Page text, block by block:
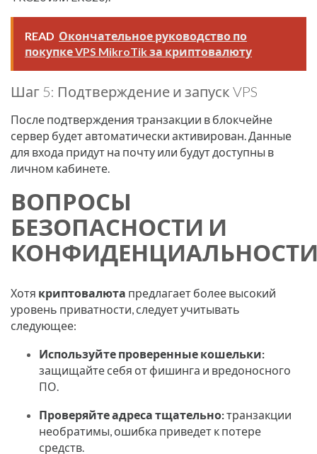
READ Окончательное руководство по
покупке VPS MikroTik за криптовалюту
Шаг 5: Подтверждение и запуск VPS
После подтверждения транзакции в блокчейне
сервер будет автоматически активирован. Данные
для входа придут на почту или будут доступны в
личном кабинете.
ВОПРОСЫ
БЕЗОПАСНОСТИ И
Хотя криптовалюта предлагает более высокий
уровень приватности, следует учитывать
следующее:
Используйте проверенные кошельки:
защищайте себя от фишинга и вредоносного
ПО.
Проверяйте адреса тщательно:транзакции
необратимы, ошибка приведет к потере
средств.